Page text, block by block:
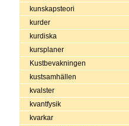
kunskapsteori
kurder
kurdiska
kursplaner
Kustbevakningen
kustsamhällen
kvalster
kvantfysik
kvarkar